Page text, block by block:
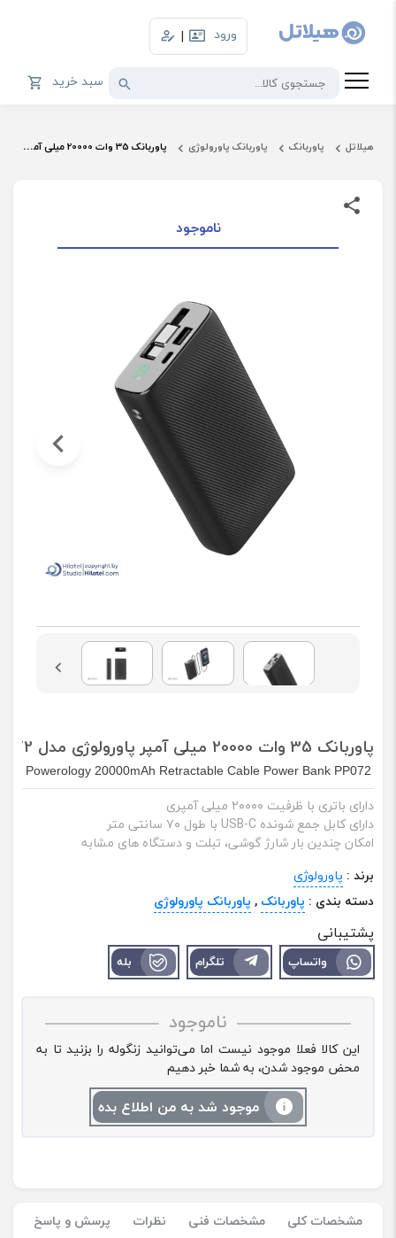
ورود |
سبد خرید
هیلاتل پاوربانک پاوربانک پاورولوژی پاوربانک 35 وات 20000 میلی آمپر پاورولوژی مدل PP072
ناموجود
پاوربانک 35 وات 20000 میلی آمپر پاورولوژی مدل PP072
Powerology 20000mAh Retractable Cable Power Bank PP072
دارای باتری با ظرفیت ۲۰۰۰۰ میلی آمپری
دارای کابل جمع شونده USB-C با طول ۷۰ سانتی متر
امکان چندین بار شارژ گوشی، تبلت و دستگاه های مشابه
برند : پاورولوژی
دسته بندی : پاوربانک , پاوربانک پاورولوژی
پشتیبانی
واتساپ تلگرام بله
ناموجود
این کالا فعلا موجود نیست اما می‌توانید زنگوله را بزنید تا به
محض موجود شدن، به شما خبر دهیم
موجود شد به من اطلاع بده
مشخصات کلی مشخصات فنی نظرات پرسش و پاسخ